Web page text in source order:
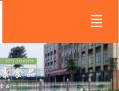
实景图库 联系我们 精英招聘